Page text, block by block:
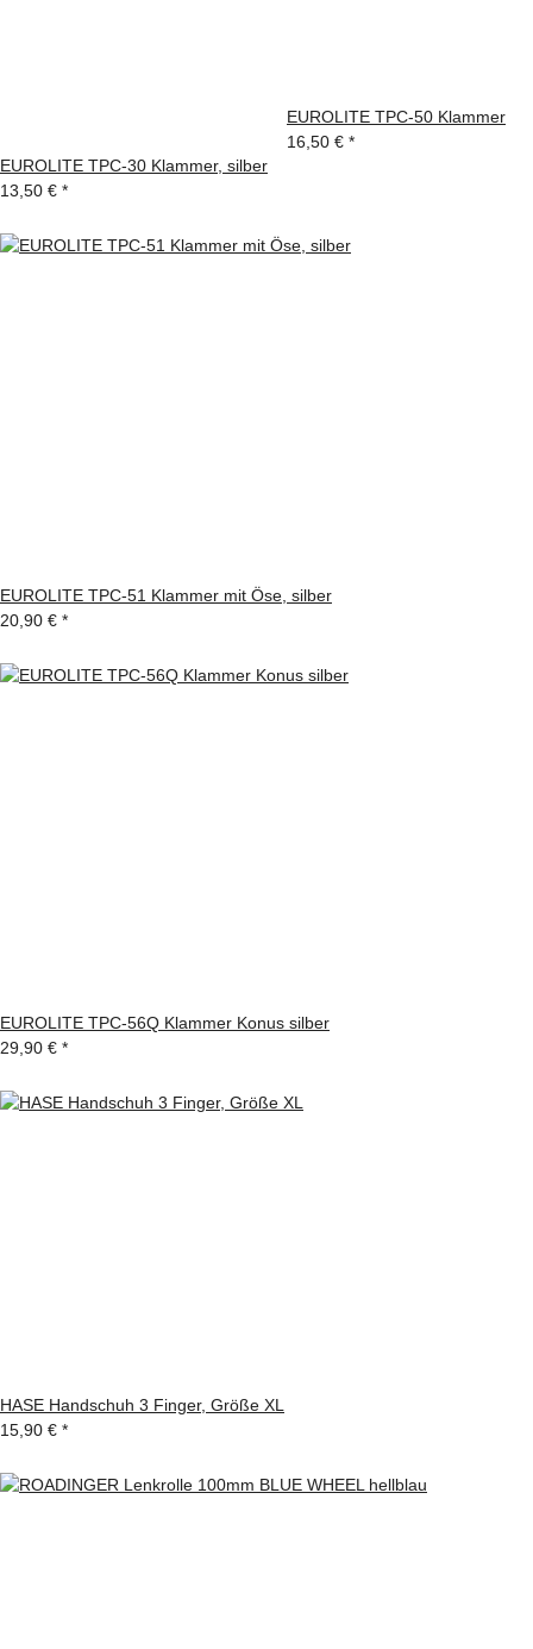
EUROLITE TPC-30 Klammer, silber
13,50 € *
EUROLITE TPC-50 Klammer
16,50 € *
EUROLITE TPC-51 Klammer mit Öse, silber
20,90 € *
EUROLITE TPC-56Q Klammer Konus silber
29,90 € *
HASE Handschuh 3 Finger, Größe XL
15,90 € *